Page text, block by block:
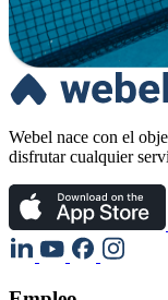
Webel nace con el
disfrutar cualquier